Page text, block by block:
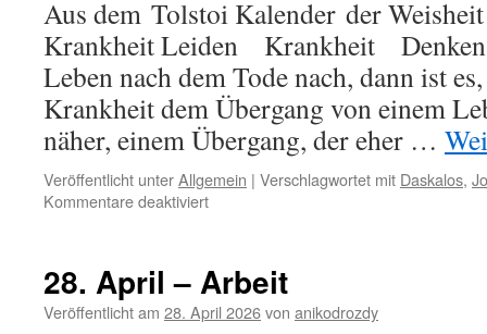
Aus dem Tolstoi Kalender der
Krankheit Leiden Krankheit Denken
Leben nach dem Tode nach, dann ist
Krankheit dem Übergang von einem
näher, einem Übergang, der eher …
Veröffentlicht unterAllgemein | Verschlagwortet mit Daskalos,
Kommentare deaktiviertfür
Krankheit
28. April – Arbeit
Veröffentlicht am 28. April 2026von anikodrozdy